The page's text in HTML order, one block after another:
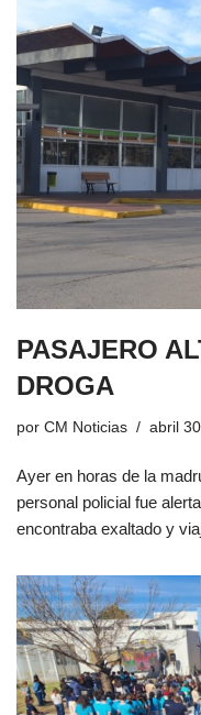
PASAJERO
DROGA
por CM Noticias abril
Ayer en horas de la
personal policial fue
encontraba exaltado y